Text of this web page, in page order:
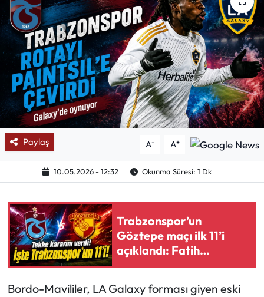
Paylaş A- A+
10.05.2026 - 12:32 Okunma Süresi: 1 Dk
Trabzonspor’un
Göztepe maçı ilk 11’i
açıklandı: Fatih
Tekke’den dikkat çeken
Bordo-Mavililer, LA Galaxy forması giyen eski
Röportaj
Manşet
Köşe Yazıları
Karikatür Galeri
BIK
ASTROLOJİ
Mektup Galeri
Ekonomi
Sağlık